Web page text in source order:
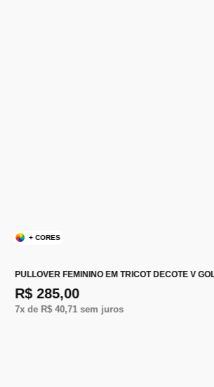
+ CORES
PULLOVER FEMININO EM TRICOT DECOTE V
R$ 285,00
7x de R$ 40,71sem juros